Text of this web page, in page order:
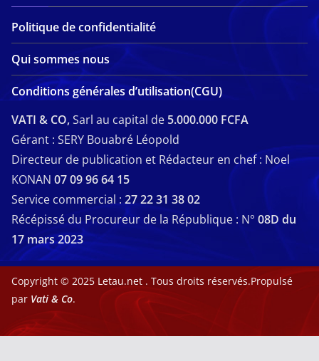
Politique de confidentialité
Qui sommes nous
Conditions générales d’utilisation(CGU)
VATI & CO,Sarl au capital de 5.000.000 FCFA
Gérant : SERY Bouabré Léopold
Directeur de publication et Rédacteur en chef : Noel
KONAN 07 09 96 64 15
Service commercial : 27 22 31 38 02
Récépissé du Procureur de la République : N° 08D du
17 mars 2023
Copyright © 2025 Letau.net . Tous droits réservés.Propulsé
par Vati & Co.